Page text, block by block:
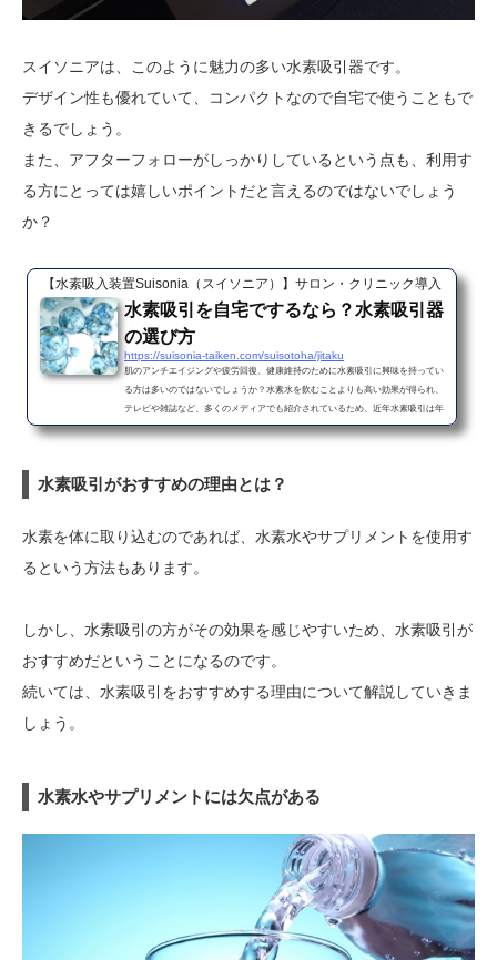
スイソニアは、このように魅力の多い水素吸引器です。
デザイン性も優れていて、コンパクトなので自宅で使うこともで
きるでしょう。
また、アフターフォローがしっかりしているという点も、利用す
る方にとっては嬉しいポイントだと言えるのではないでしょう
か？
【水素吸入装置Suisonia（スイソニア）】サロン・クリニック導入
水素吸引を自宅でするなら？水素吸引器
の選び方
https://suisonia-taiken.com/suisotoha/jitaku
肌のアンチエイジングや疲労回復、健康維持のために水素吸引に興味を持ってい
る方は多いのではないでしょうか？水素水を飲むことよりも高い効果が得られ、
テレビや雑誌など、多くのメディアでも紹介されているため、近年水素吸引は年
齢に関係なく多くの女性から話題を集めています。そんな水素吸引を自宅で手軽
た。脳での活性酸素の増加を抑えるために水素吸入が用いられているほか...
水素吸引がおすすめの理由とは？
水素を体に取り込むのであれば、水素水やサプリメントを使用す
るという方法もあります。
しかし、水素吸引の方がその効果を感じやすいため、水素吸引が
おすすめだということになるのです。
続いては、水素吸引をおすすめする理由について解説していきま
しょう。
水素水やサプリメントには欠点がある